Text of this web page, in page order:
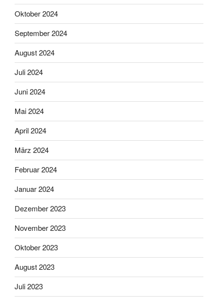
Oktober 2024
September 2024
August 2024
Juli 2024
Juni 2024
Mai 2024
April 2024
März 2024
Februar 2024
Januar 2024
Dezember 2023
November 2023
Oktober 2023
August 2023
Juli 2023